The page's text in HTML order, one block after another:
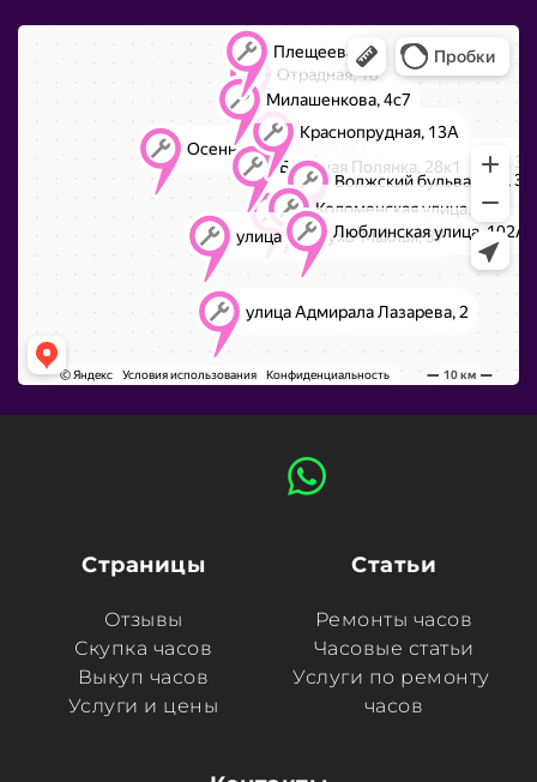
Страницы
Отзывы
Скупка часов
Выкуп часов
Услуги и цены
Статьи
Ремонты часов
Часовые статьи
Услуги по ремонту
часов